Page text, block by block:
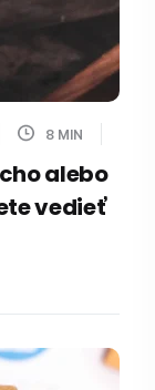
8 MIN
alebo
vedieť